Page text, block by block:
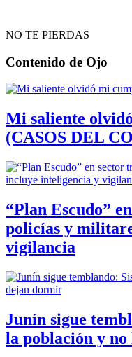
NO TE PIERDAS
Contenido de Ojo
Mi saliente
(CASOS DEL
“Plan Escudo”
policías y
vigilancia
Junín sigue
la población y